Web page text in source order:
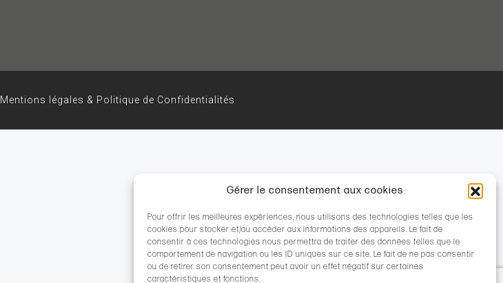
Gérer le consentement aux cookies
Pour offrir les meilleures expériences, nous utilisons des technologies telles que les
cookies pour stocker et/ou accéder aux informations des appareils. Le fait de
consentir à ces technologies nous permettra de traiter des données telles que le
comportement de navigation ou les ID uniques sur ce site. Le fait de ne pas consentir
ou de retirer son consentement peut avoir un effet négatif sur certaines
caractéristiques et fonctions.
Mentions légales & Politique de Confidentialités